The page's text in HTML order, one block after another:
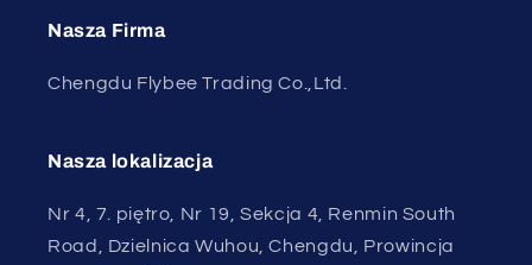
Nasza Firma
Chengdu Flybee Trading Co.,Ltd.
Nasza lokalizacja
Nr 4, 7. piętro, Nr 19, Sekcja 4, Renmin South
Road, Dzielnica Wuhou, Chengdu, Prowincja